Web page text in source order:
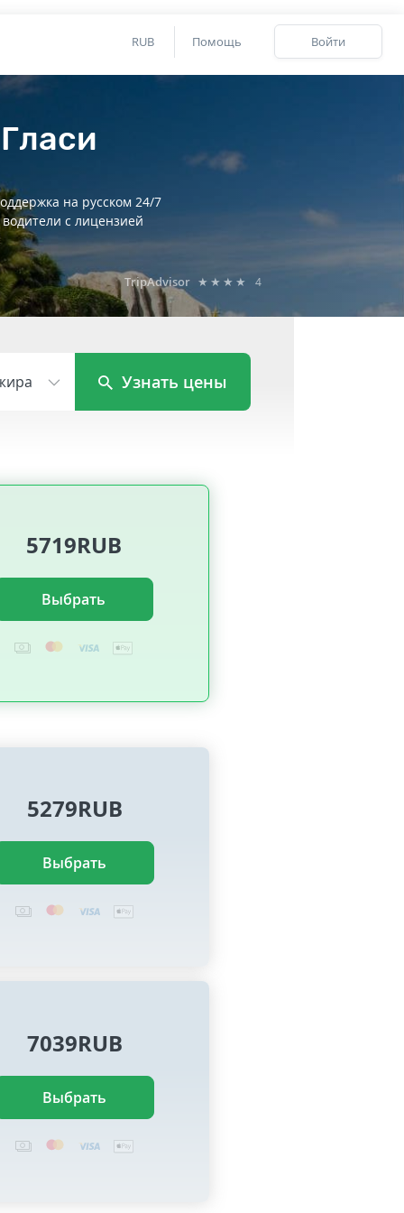
RUB Помощь Войти
на русском 24/7
с лицензией
TripAdvisor ★★★★ 4
Узнать цены
5719RUB
Выбрать
5279RUB
Выбрать
7039RUB
Выбрать